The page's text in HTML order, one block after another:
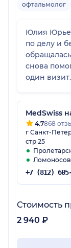
офтальмолог
Юлия
по делу и
снова
один визит.
MedSwiss
4.7868
г Санкт-
стр 25
Стоимость
2 940 ₽